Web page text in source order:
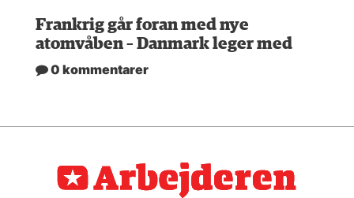
Frankrig går foran med nye
atomvåben – Danmark leger med
0 kommentarer